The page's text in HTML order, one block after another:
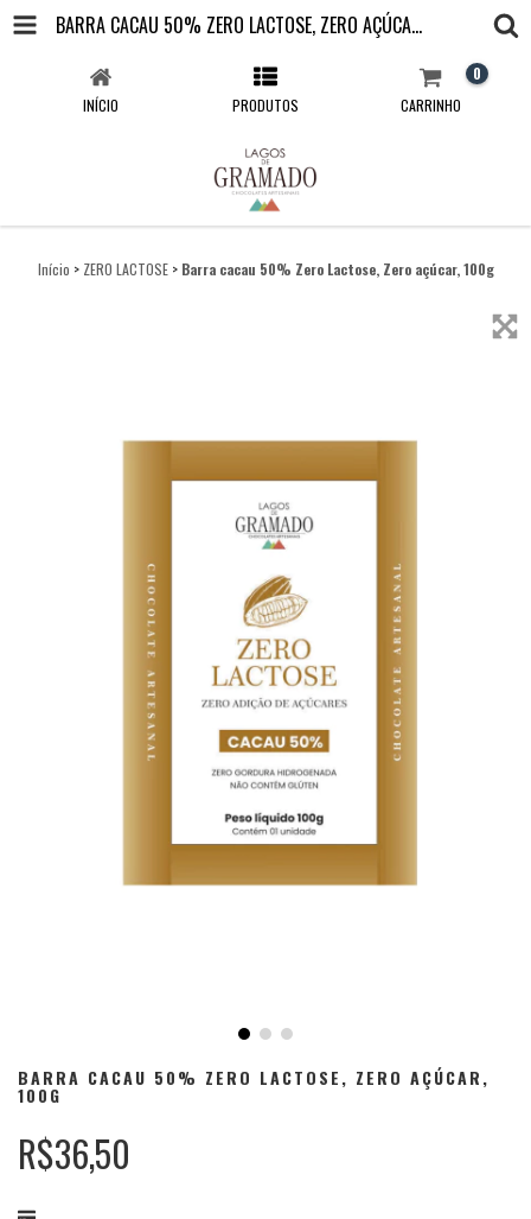
BARRA CACAU 50% ZERO LACTOSE, ZERO AÇÚCAR, 100G
INÍCIO PRODUTOS CARRINHO
0
Início > ZERO LACTOSE > Barra cacau 50% Zero Lactose, Zero açúcar, 100g
BARRA CACAU 50% ZERO LACTOSE, ZERO AÇÚCAR,
100G
R$36,50